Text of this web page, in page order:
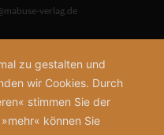
verlag.de
zu gestalten und
wir Cookies. Durch
stimmen Sie der
können Sie